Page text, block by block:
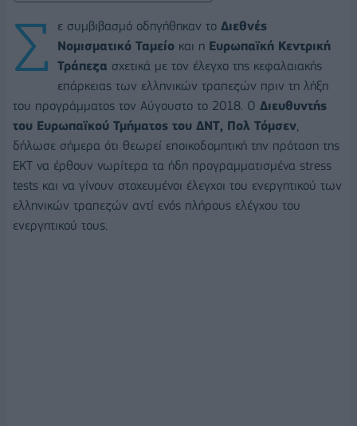
Σ ε συμβιβασμό οδηγήθηκαν το Διεθνές
Νομισματικό Ταμείο και η Ευρωπαϊκή Κεντρική
Τράπεζα σχετικά με τον έλεγχο της κεφαλαιακής
επάρκειας των ελληνικών τραπεζών πριν τη λήξη
του προγράμματος τον Αύγουστο το 2018. Ο Διευθυντής
του Ευρωπαϊκού Τμήματος του ΔΝΤ, Πολ Τόμσεν
δήλωσε σήμερα ότι θεωρεί εποικοδομητική την πρόταση της
ΕΚΤ να έρθουν νωρίτερα τα ήδη προγραμματισμένα stress
tests και να γίνουν στοχευμένοι έλεγχοι του ενεργητικού των
ελληνικών τραπεζών αντί ενός πλήρους ελέγχου του
ενεργητικού τους.